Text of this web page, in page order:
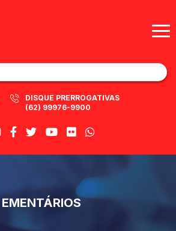
DISQUE PRERROGATIVAS
(62) 99976-9900
EMENTÁRIOS